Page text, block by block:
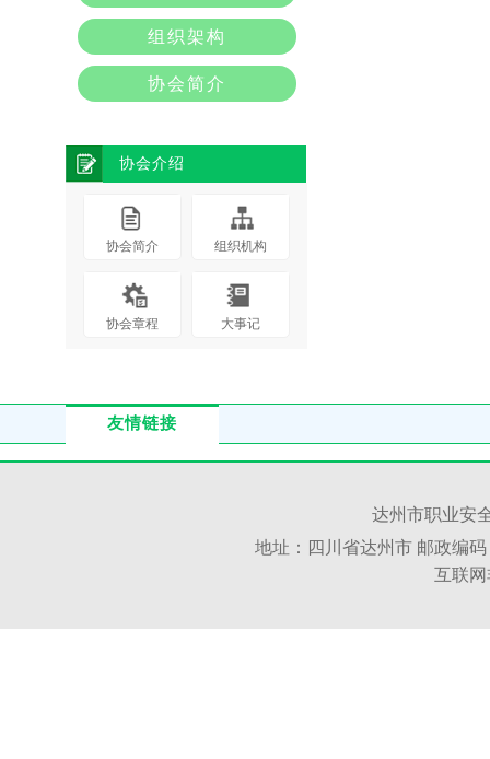
组织架构
协会简介
协会介绍
协会简介 组织机构
协会章程 大事记
友情链接
达州市职业安
地址：四川省达州市 邮政编码
互联